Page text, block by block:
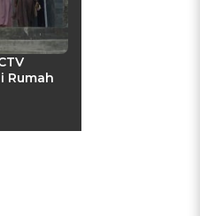
Rumah